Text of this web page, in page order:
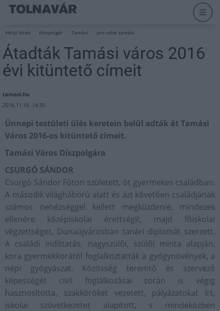
Helyi hírek díszpolgár Tamási pro urbe tamási
Átadták Tamási város 2016
évi kitüntető címeit
tamasi.hu
2016.11.16. 14:35
Ünnepi testületi ülés keretein belül adták át Tamási
Város 2016-os kitüntető címeit.
Tamási Város Díszpolgára
CSURGÓ SÁNDOR
Csurgó Sándor Fóton született, öt gyermekes családban.
A második világháború alatt és azt követően családjának
számos nehézséggel kellett megküzdenie, mindezek
ellenére középiskolai érettségit, majd főiskolai
végzettséget, Dunaújvárosban tanári diplomát szerzett.
A családi indíttatás, nagyszülői, szülői minta alapján,
kora gyermekkorától foglalkoztatták a gyógynövények, a
népi gyógyászat. Közösség teremtő és szervező
képességét civil foglalkozásai során is végig
hasznosította, szakköröket vezetett, pályázatokat írt,
iskolai szövetkezetet alapított, s mindeközben